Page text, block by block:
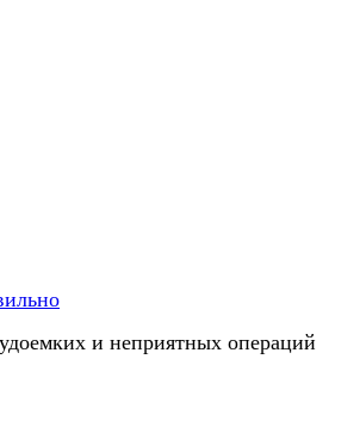
и неприятных операций